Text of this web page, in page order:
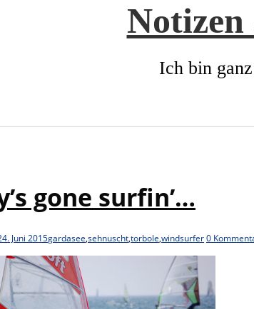
Notizen
Ich bin
gone surfin’…
Juni 2015gardasee,sehnuscht,torbole,windsurfer0